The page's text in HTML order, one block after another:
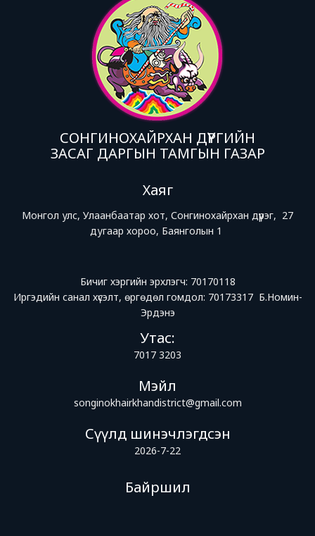
СОНГИНОХАЙРХАН ДҮҮРГИЙН
ЗАСАГ ДАРГЫН ТАМГЫН ГАЗАР
Хаяг
Монгол улс, Улаанбаатар хот, Сонгинохайрхан дүүрэг, 27
дугаар хороо, Баянголын 1
Бичиг хэргийн эрхлэгч: 70170118
Иргэдийн санал хүсэлт, өргөдөл гомдол: 70173317 Б.Номин-
Эрдэнэ
Утас:
7017 3203
Мэйл
songinokhairkhandistrict@gmail.com
Сүүлд шинэчлэгдсэн
2026-7-22
Байршил